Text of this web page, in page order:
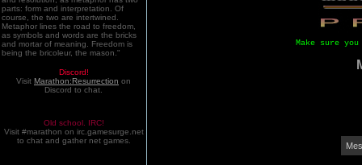
parts: form and interpretation. Of
course, the two are intertwined.
Metaphor lines the road to freedom,
as symbols and words are the bricks
and mortar of meaning. Freedom is
being the bricoleur, the mason."
Discord!
Visit Marathon:Resurrection on
Discord to chat.
Old school. IRC!
Visit #marathon on irc.gamesurge.net
to chat and gather net games.
Make sure